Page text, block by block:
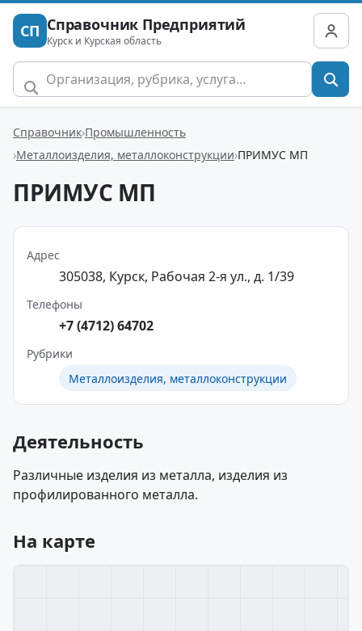
СП Справочник Предприятий
Курск и Курская область
Справочник Промышленность
Металлоизделия, металлоконструкции ПРИМУС МП
ПРИМУС МП
Адрес
305038, Курск, Рабочая 2-я ул., д. 1/39
Телефоны
+7 (4712) 64702
Рубрики
Металлоизделия, металлоконструкции
Деятельность
Различные изделия из металла, изделия из
профилированного металла.
На карте